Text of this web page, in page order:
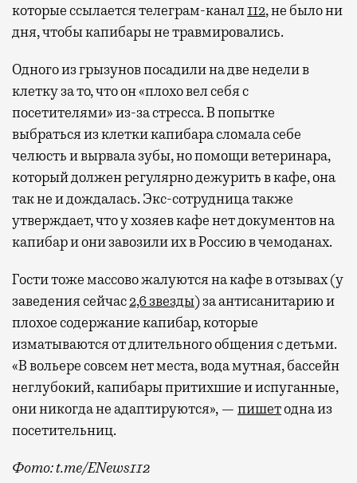
которые ссылается телеграм-канал112, не было ни
дня, чтобы капибары не травмировались.
Одного из грызунов посадили на две недели в
клетку за то, что он «плохо вел себя с
посетителями» из-за стресса. В попытке
выбраться из клетки капибара сломала себе
челюсть и вырвала зубы, но помощи ветеринара,
который должен регулярно дежурить в кафе, она
так не и дождалась. Экс-сотрудница также
утверждает, что у хозяев кафе нет документов на
капибар и они завозили их в Россию в чемоданах.
Гости тоже массово жалуются на кафе в отзывах (у
заведения сейчас2,6 звезды) за антисанитарию и
плохое содержание капибар, которые
изматываются от длительного общения с детьми.
«В вольере совсем нет места, вода мутная, бассейн
неглубокий, капибары притихшие и испуганные,
они никогда не адаптируются», — пишетодна из
посетительниц.
Фото: t.me/ENews112